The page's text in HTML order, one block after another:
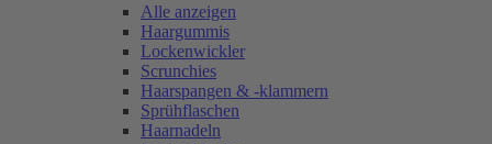
Alle anzeigen
Haargummis
Lockenwickler
Scrunchies
Haarspangen & -klammern
Sprühflaschen
Haarnadeln